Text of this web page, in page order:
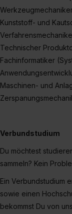
Kunststoff- und
Technischer
Fachinformatiker
Maschinen- und
Verbundstudium
Du möchtest
sammeln? Kein
Ein Verbundstudium
sowie einen
bekommst Du von